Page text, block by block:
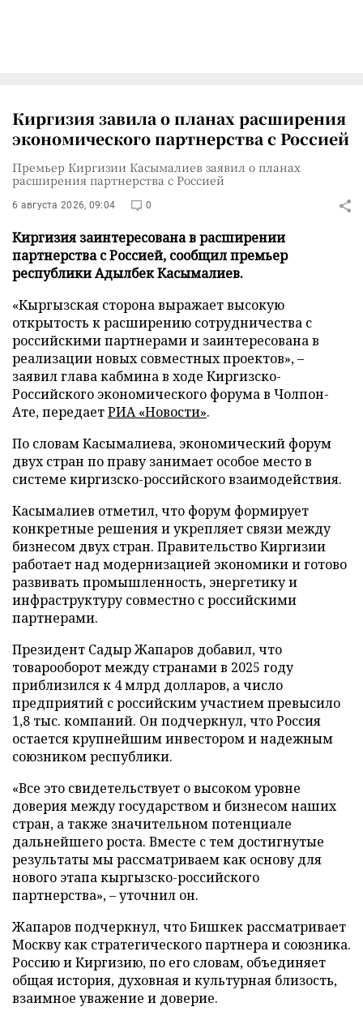
Киргизия завила о планах расширения
экономического партнерства с Россией
Премьер Киргизии Касымалиев заявил о планах
расширения партнерства с Россией
6 августа 2026, 09:04 0
Киргизия заинтересована в расширении
партнерства с Россией, сообщил премьер
республики Адылбек Касымалиев.
«Кыргызская сторона выражает высокую
открытость к расширению сотрудничества с
российскими партнерами и заинтересована в
реализации новых совместных проектов», –
заявил глава кабмина в ходе Киргизско-
Российского экономического форума в Чолпон-
Ате, передаетРИА «Новости».
По словам Касымалиева, экономический форум
двух стран по праву занимает особое место в
системе киргизско-российского взаимодействия.
Касымалиев отметил, что форум формирует
конкретные решения и укрепляет связи между
бизнесом двух стран. Правительство Киргизии
работает над модернизацией экономики и готово
развивать промышленность, энергетику и
инфраструктуру совместно с российскими
партнерами.
Президент Садыр Жапаров добавил, что
товарооборот между странами в 2025 году
приблизился к 4 млрд долларов, а число
предприятий с российским участием превысило
1,8 тыс. компаний. Он подчеркнул, что Россия
остается крупнейшим инвестором и надежным
союзником республики.
«Все это свидетельствует о высоком уровне
доверия между государством и бизнесом наших
стран, а также значительном потенциале
дальнейшего роста. Вместе с тем достигнутые
результаты мы рассматриваем как основу для
нового этапа кыргызско-российского
партнерства», – уточнил он.
Жапаров подчеркнул, что Бишкек рассматривает
Москву как стратегического партнера и союзника.
Россию и Киргизию, по его словам, объединяет
общая история, духовная и культурная близость,
взаимное уважение и доверие.